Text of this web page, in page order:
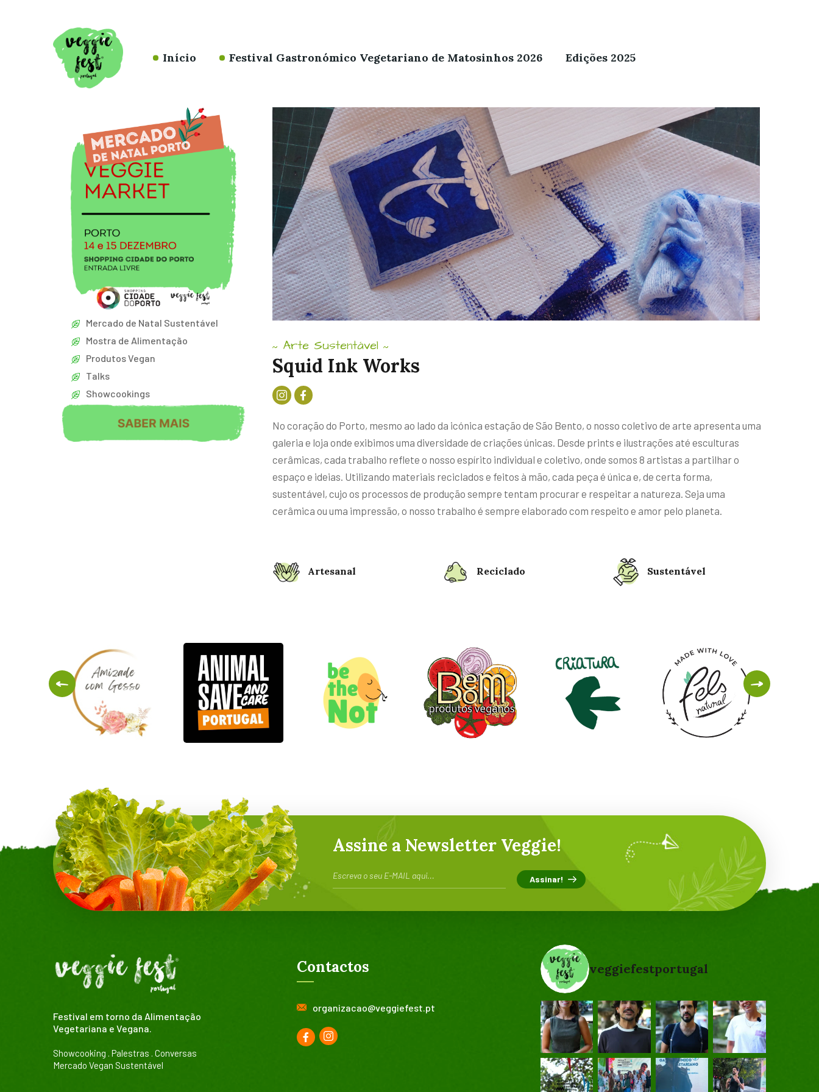
Início Festival Gastronómico Vegetariano de Matosinhos 2026 Edições 2025
Mercado de Natal Sustentável
Mostra de Alimentação
Produtos Vegan
Talks
Showcookings
~ Arte Sustentável ~
Squid Ink Works
No coração do Porto, mesmo ao lado da icónica estação de São Bento, o nosso coletivo de arte apresenta uma
galeria e loja onde exibimos uma diversidade de criações únicas. Desde prints e ilustrações até esculturas
cerâmicas, cada trabalho reflete o nosso espírito individual e coletivo, onde somos 8 artistas a partilhar o
espaço e ideias. Utilizando materiais reciclados e feitos à mão, cada peça é única e, de certa forma,
sustentável, cujo os processos de produção sempre tentam procurar e respeitar a natureza. Seja uma
cerâmica ou uma impressão, o nosso trabalho é sempre elaborado com respeito e amor pelo planeta.
Artesanal Reciclado Sustentável
LãPonia Maestoso
Maremonte
Premium
Fungus
O Tal
Catering
XXI
Century
Vegan
Project
Pinuc
Pastry
Assine a Newsletter Veggie!
Festival em torno da Alimentação
Vegetariana e Vegana.
Showcooking . Palestras . Conversas
Mercado Vegan Sustentável
Contactos
organizacao@veggiefest.pt
veggiefestportugal